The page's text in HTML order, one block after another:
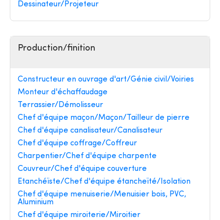
Dessinateur/Projeteur
Production/finition
Constructeur en ouvrage d'art/Génie civil/Voiries
Monteur d'échaffaudage
Terrassier/Démolisseur
Chef d'équipe maçon/Maçon/Tailleur de pierre
Chef d'équipe canalisateur/Canalisateur
Chef d'équipe coffrage/Coffreur
Charpentier/Chef d'équipe charpente
Couvreur/Chef d'équipe couverture
Etanchéïste/Chef d'équipe étancheïté/Isolation
Chef d'équipe menuiserie/Menuisier bois, PVC,
Aluminium
Chef d'équipe miroiterie/Miroitier